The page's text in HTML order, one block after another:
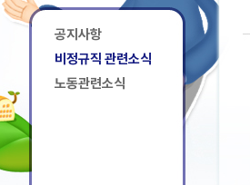
공지사항
비정규직 관련소식
노동관련소식